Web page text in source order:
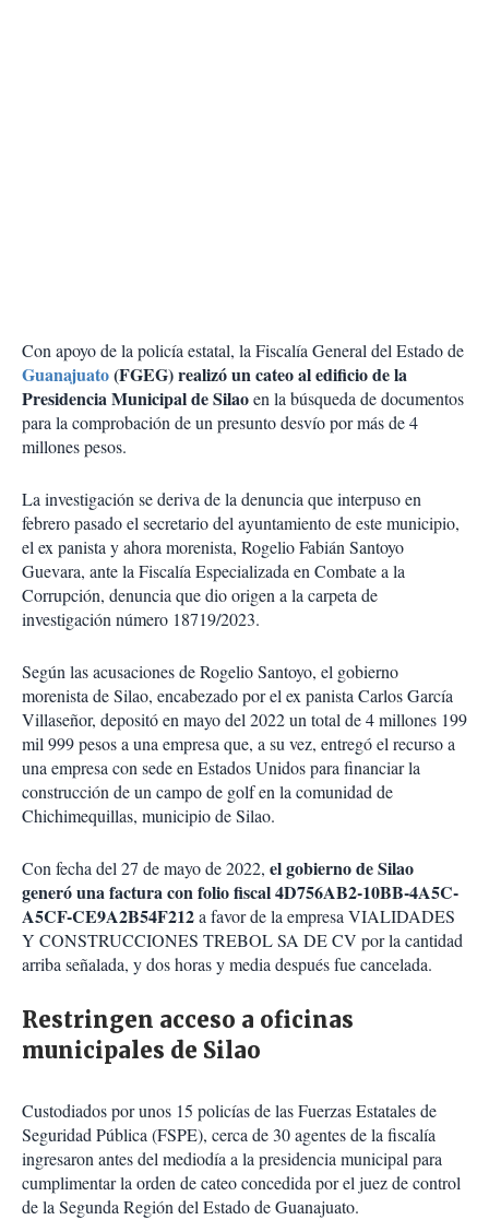
Con apoyo de la policía estatal, la Fiscalía General del Estado de
Guanajuato(FGEG) realizó un cateo al edificio de la
Presidencia Municipal de Silaoen la búsqueda de documentos
para la comprobación de un presunto desvío por más de 4
millones pesos.
La investigación se deriva de la denuncia que interpuso en
febrero pasado el secretario del ayuntamiento de este municipio,
el ex panista y ahora morenista, Rogelio Fabián Santoyo
Guevara, ante la Fiscalía Especializada en Combate a la
Corrupción, denuncia que dio origen a la carpeta de
investigación número 18719/2023.
Según las acusaciones de Rogelio Santoyo, el gobierno
morenista de Silao, encabezado por el ex panista Carlos García
Villaseñor, depositó en mayo del 2022 un total de 4 millones 199
mil 999 pesos a una empresa que, a su vez, entregó el recurso a
una empresa con sede en Estados Unidos para financiar la
construcción de un campo de golf en la comunidad de
Chichimequillas, municipio de Silao.
Con fecha del 27 de mayo de 2022, el gobierno de Silao
generó una factura con folio fiscal 4D756AB2-10BB-4A5C-
A5CF-CE9A2B54F212a favor de la empresa VIALIDADES
Y CONSTRUCCIONES TREBOL SA DE CV por la cantidad
arriba señalada, y dos horas y media después fue cancelada.
Restringen acceso a oficinas
municipales de Silao
Custodiados por unos 15 policías de las Fuerzas Estatales de
Seguridad Pública (FSPE), cerca de 30 agentes de la fiscalía
ingresaron antes del mediodía a la presidencia municipal para
cumplimentar la orden de cateo concedida por el juez de control
de la Segunda Región del Estado de Guanajuato.